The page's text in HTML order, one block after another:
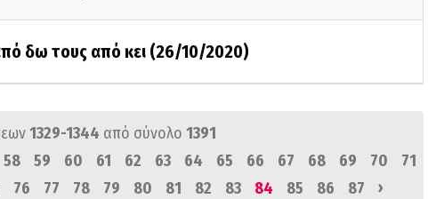
δω τους από κει (26/10/2020)
1329-1344 από σύνολο 1391
58 59 60 61 62 63 64 65 66 67 68 69 70
71
76 77 78 79 80 81 82 83 84 85 86 87 ›